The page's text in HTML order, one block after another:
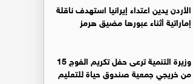
الأردن يدين اعتداء إيرانيا استهدف ناقلة
إماراتية أثناء عبورها مضيق هرمز
وزيرة التنمية ترعى حفل تكريم الفوج 15
من خريجي جمعية صندوق حياة للتعليم